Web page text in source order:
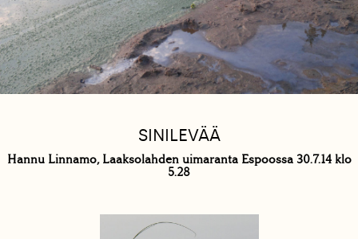
SINILEVÄÄ
Hannu Linnamo, Laaksolahden uimaranta Espoossa 30.7.14 klo
5.28